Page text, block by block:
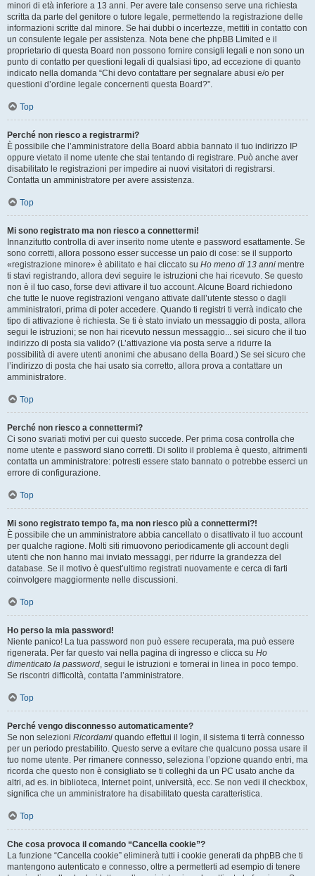
minori di età inferiore a 13 anni. Per avere tale consenso serve una richiesta
scritta da parte del genitore o tutore legale, permettendo la registrazione delle
informazioni scritte dal minore. Se hai dubbi o incertezze, mettiti in contatto con
un consulente legale per assistenza. Nota bene che phpBB Limited e il
proprietario di questa Board non possono fornire consigli legali e non sono un
punto di contatto per questioni legali di qualsiasi tipo, ad eccezione di quanto
indicato nella domanda “Chi devo contattare per segnalare abusi e/o per
questioni d’ordine legale concernenti questa Board?”.
Top
Perché non riesco a registrarmi?
È possibile che l’amministratore della Board abbia bannato il tuo indirizzo IP
oppure vietato il nome utente che stai tentando di registrare. Può anche aver
disabilitato le registrazioni per impedire ai nuovi visitatori di registrarsi.
Contatta un amministratore per avere assistenza.
Top
Mi sono registrato ma non riesco a connettermi!
Innanzitutto controlla di aver inserito nome utente e password esattamente. Se
sono corretti, allora possono esser successe un paio di cose: se il supporto
«registrazione minore» è abilitato e hai cliccato su Ho meno di 13 anni mentre
ti stavi registrando, allora devi seguire le istruzioni che hai ricevuto. Se questo
non è il tuo caso, forse devi attivare il tuo account. Alcune Board richiedono
che tutte le nuove registrazioni vengano attivate dall’utente stesso o dagli
amministratori, prima di poter accedere. Quando ti registri ti verrà indicato che
tipo di attivazione è richiesta. Se ti è stato inviato un messaggio di posta, allora
segui le istruzioni; se non hai ricevuto nessun messaggio... sei sicuro che il tuo
indirizzo di posta sia valido? (L’attivazione via posta serve a ridurre la
possibilità di avere utenti anonimi che abusano della Board.) Se sei sicuro che
l’indirizzo di posta che hai usato sia corretto, allora prova a contattare un
amministratore.
Top
Perché non riesco a connettermi?
Ci sono svariati motivi per cui questo succede. Per prima cosa controlla che
nome utente e password siano corretti. Di solito il problema è questo, altrimenti
contatta un amministratore: potresti essere stato bannato o potrebbe esserci un
errore di configurazione.
Top
Mi sono registrato tempo fa, ma non riesco più a connettermi?!
È possibile che un amministratore abbia cancellato o disattivato il tuo account
per qualche ragione. Molti siti rimuovono periodicamente gli account degli
utenti che non hanno mai inviato messaggi, per ridurre la grandezza del
database. Se il motivo è quest’ultimo registrati nuovamente e cerca di farti
coinvolgere maggiormente nelle discussioni.
Top
Ho perso la mia password!
Niente panico! La tua password non può essere recuperata, ma può essere
rigenerata. Per far questo vai nella pagina di ingresso e clicca su Ho
dimenticato la password, segui le istruzioni e tornerai in linea in poco tempo.
Se riscontri difficoltà, contatta l’amministratore.
Top
Perché vengo disconnesso automaticamente?
Se non selezioni Ricordami quando effettui il login, il sistema ti terrà connesso
per un periodo prestabilito. Questo serve a evitare che qualcuno possa usare il
tuo nome utente. Per rimanere connesso, seleziona l’opzione quando entri, ma
ricorda che questo non è consigliato se ti colleghi da un PC usato anche da
altri, ad es. in biblioteca, Internet point, università, ecc. Se non vedi il checkbox,
significa che un amministratore ha disabilitato questa caratteristica.
Top
Che cosa provoca il comando “Cancella cookie”?
La funzione “Cancella cookie” eliminerà tutti i cookie generati da phpBB che ti
mantengono autenticato e connesso, oltre a permetterti ad esempio di tenere